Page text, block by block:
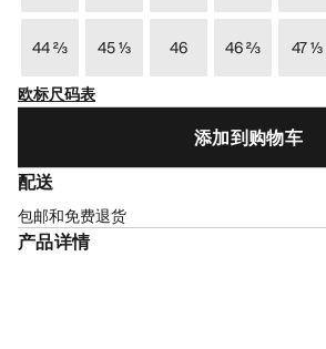
44 ⅔ 45 ⅓ 46 46 ⅔ 47 ⅓
欧标尺码表
添加到购物车
配送
包邮和免费退货
产品详情